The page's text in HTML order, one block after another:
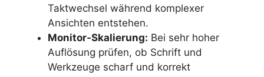
Taktwechsel während komplexer
Ansichten entstehen.
Monitor-Skalierung: Bei sehr hoher
Auflösung prüfen, ob Schrift und
Werkzeuge scharf und korrekt